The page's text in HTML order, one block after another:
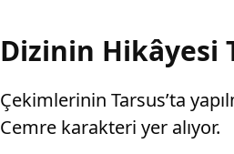
Dizinin Hikâyesi
Çekimlerinin Tarsus’ta
Cemre karakteri yer alıyor.